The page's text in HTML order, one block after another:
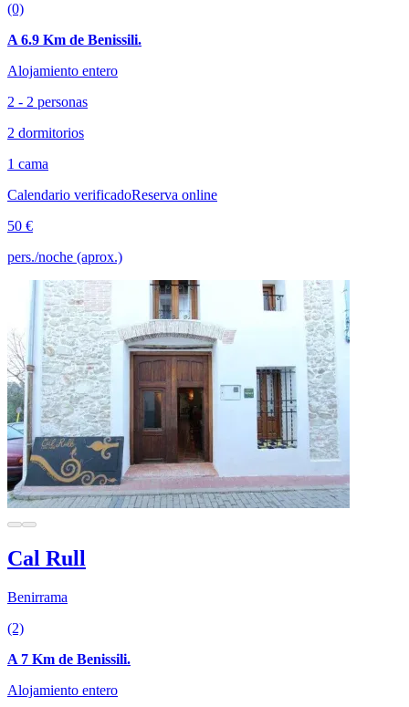
(0)
A 6.9 Km de Benissili.
Alojamiento entero
2 - 2 personas
2 dormitorios
1 cama
Calendario verificadoReserva online
50 €
pers./noche (aprox.)
Cal Rull
Benirrama
(2)
A 7 Km de Benissili.
Alojamiento entero